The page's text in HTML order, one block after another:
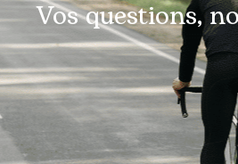
Vos questions,